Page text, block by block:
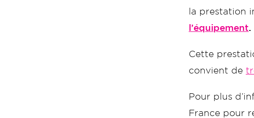
la prestation
l’équipement.
Cette
convient de
Pour plus
France pour